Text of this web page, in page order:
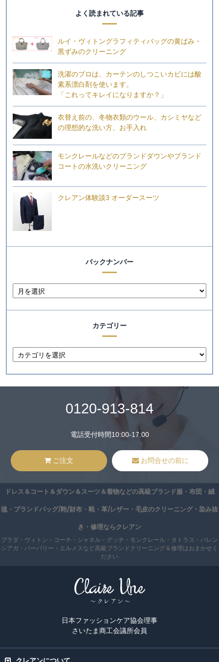
よく読まれている記事
ルイ・ヴィトングラフィティバッグの黄ばみ・
黒ずみのクリーニング
洗濯のプロは、カーテンのしつこいカビには酸
素系漂白剤を使います。
「これってキレイになりますか？」
衣替え前の、冬物衣類のウール、カシミヤなど
の理想的な洗い方、お手入れ
モンクレールなどのブランドダウンやブランド
コートの水洗いクリーニング
クレアン体験談3 オーダースーツ
バックナンバー
カテゴリー
0120-913-814
電話受付時間10:00-17:00
ご注文 お問合せの前に
ドレス＆コート＆ダウン＆スーツ＆着物などの高級ブランド服・布団・絨
毯・ブランドバッグ/鞄/財布・靴・革/レザー・毛皮のクリーニング・染み抜
き・修理ならクレアン
プラダ・ヴィトン・コーチ・シャネル・グッチ・モンクレール・タトラス・バレン
シアガ・バーバリー・エルメスなど高級ブランドクリーニング＆修理はおまかせく
ださい
日本ファッションケア協会理事
さいたま商工会議所会員
クレアンについて